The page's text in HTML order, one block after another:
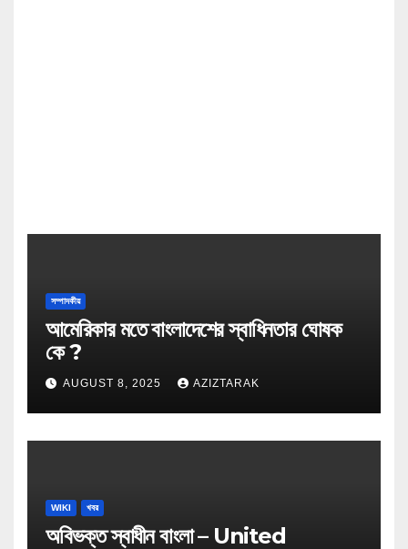
সম্পাদকীয়
আমেরিকার মতে বাংলাদেশের স্বাধিনতার ঘোষক
কে ?
AUGUST 8, 2025 AZIZTARAK
WIKI খবর
অবিভক্ত স্বাধীন বাংলা – United